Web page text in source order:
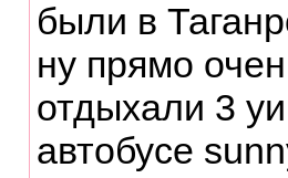
были в
ну прямо
отдыхали 3
автобусе